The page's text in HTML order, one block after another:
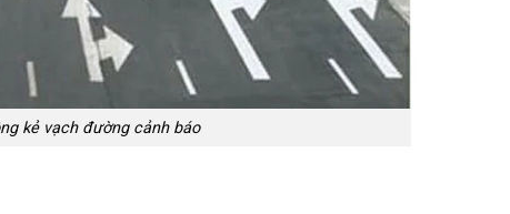
kẻ vạch đường cảnh báo